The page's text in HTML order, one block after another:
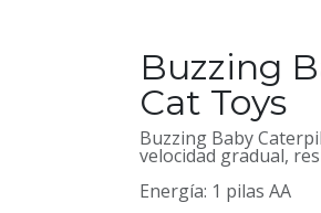
Buzzing
Cat Toys
Buzzing Baby
velocidad gradual,
Energía: 1 pilas AA